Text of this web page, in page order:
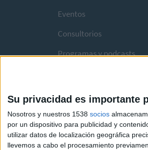
Su privacidad es importante
Nosotros y nuestros 1538 socios
por un dispositivo para publicidad y
utilizar datos de localización geográfica
llevemos a cabo el procesamiento
Eventos
Consultorios
Programas y podcasts